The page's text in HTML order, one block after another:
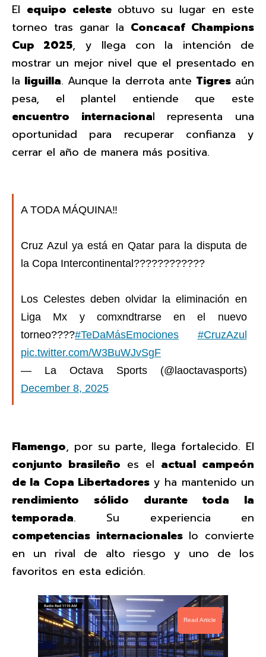
El equipo celeste obtuvo su lugar en este
torneo tras ganar la Concacaf Champions
Cup 2025, y llega con la intención de
mostrar un mejor nivel que el presentado en
la liguilla. Aunque la derrota ante Tigresaún
pesa, el plantel entiende que este
encuentro internacional representa una
oportunidad para recuperar confianza y
cerrar el año de manera más positiva.
A TODA MÁQUINA‼️
Cruz Azul ya está en Qatar para la disputa de
la Copa Intercontinental????????????
Los Celestes deben olvidar la eliminación en
Liga Mx y comxndtrarse en el nuevo
torneo????#TeDaMásEmociones
#CruzAzul
pic.twitter.com/W3BuWJvSgF
— La Octava Sports (@laoctavasports)
December 8, 2025
Flamengo, por su parte, llega fortalecido. El
conjunto brasileño es el actual campeón
de la Copa Libertadoresy ha mantenido un
rendimiento sólido durante toda la
temporada. Su experiencia en
competencias internacionaleslo convierte
en un rival de alto riesgo y uno de los
favoritos en esta edición.
Read Article